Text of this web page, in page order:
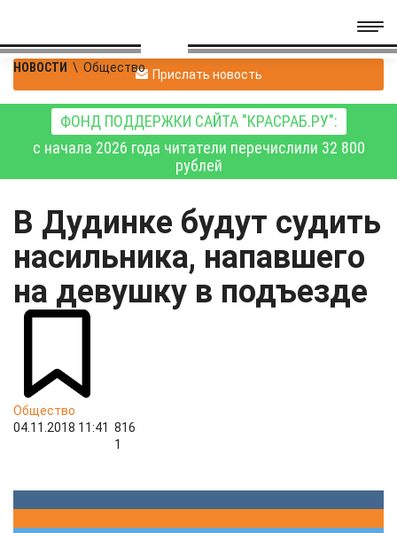
НОВОСТИ \ Общество Прислать новость
ФОНД ПОДДЕРЖКИ САЙТА "КРАСРАБ.РУ":
с начала 2026 года читатели перечислили 32 800
рублей
В Дудинке будут судить
насильника, напавшего
на девушку в подъезде
Общество
04.11.2018 11:41 816
1